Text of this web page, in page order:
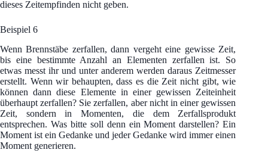
dieses Zeitempfinden nicht geben.
Beispiel 6
Wenn Brennstäbe zerfallen, dann vergeht eine gewisse Zeit,
bis eine bestimmte Anzahl an Elementen zerfallen ist. So
etwas messt ihr und unter anderem werden daraus Zeitmesser
erstellt. Wenn wir behaupten, dass es die Zeit nicht gibt, wie
können dann diese Elemente in einer gewissen Zeiteinheit
überhaupt zerfallen? Sie zerfallen, aber nicht in einer gewissen
Zeit, sondern in Momenten, die dem Zerfallsprodukt
entsprechen. Was bitte soll denn ein Moment darstellen? Ein
Moment ist ein Gedanke und jeder Gedanke wird immer einen
Moment generieren.